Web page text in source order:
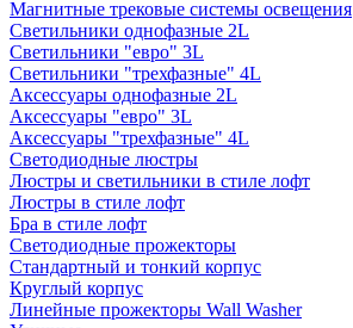
Магнитные трековые системы освещения
Светильники однофазные 2L
Светильники "евро" 3L
Светильники "трехфазные" 4L
Аксессуары однофазные 2L
Аксессуары "евро" 3L
Аксессуары "трехфазные" 4L
Светодиодные люстры
Люстры и светильники в стиле лофт
Люстры в стиле лофт
Бра в стиле лофт
Светодиодные прожекторы
Стандартный и тонкий корпус
Круглый корпус
Линейные прожекторы Wall Washer